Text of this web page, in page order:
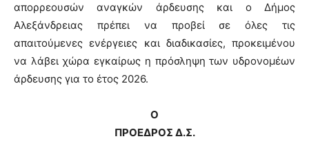
απορρεουσών αναγκών άρδευσης και ο Δήμος
Αλεξάνδρειας πρέπει να προβεί σε όλες τις
απαιτούμενες ενέργειες και διαδικασίες, προκειμένου
να λάβει χώρα εγκαίρως η πρόσληψη των υδρονομέων
άρδευσης για το έτος 2026.
Ο
ΠΡΟΕΔΡΟΣ Δ.Σ.